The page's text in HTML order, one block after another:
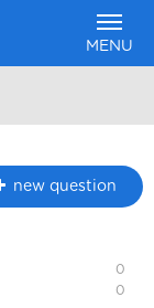
MENU
new question
0
0